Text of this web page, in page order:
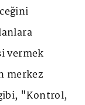
vermek
merkez
"Kontrol,